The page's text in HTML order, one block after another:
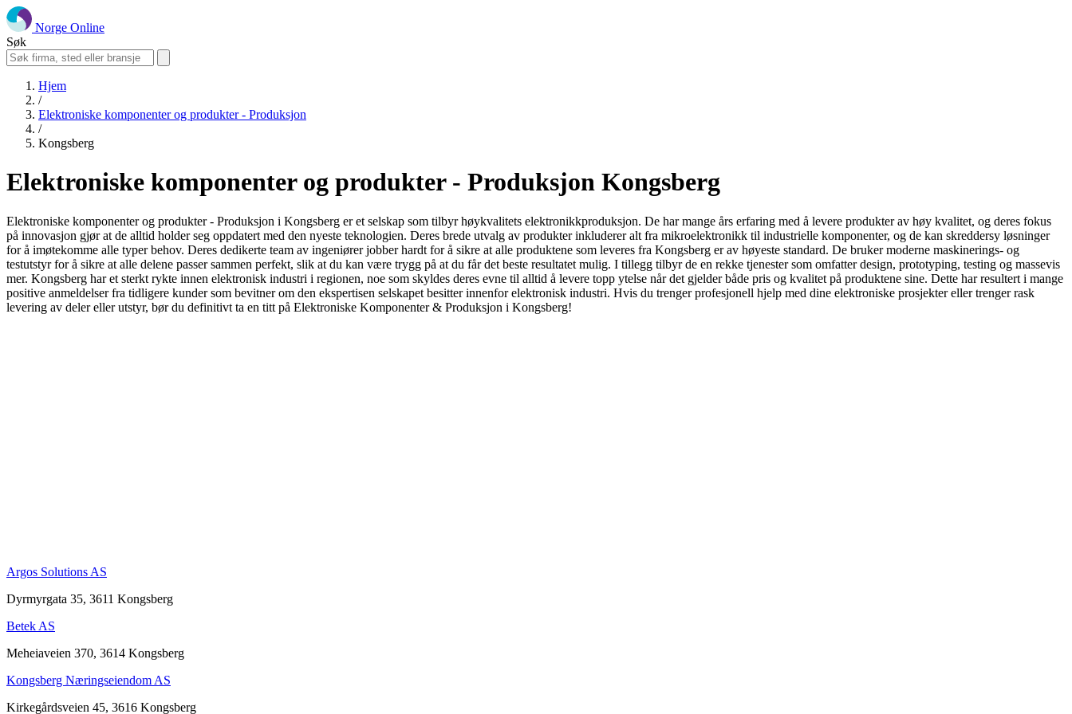
Norge Online
Søk
Hjem
/
Elektroniske komponenter og produkter - Produksjon
/
Kongsberg
Elektroniske komponenter og produkter - Produksjon Kongsberg
Elektroniske komponenter og produkter - Produksjon i Kongsberg er et selskap som tilbyr høykvalitets elektronikkproduksjon. De har mange års erfaring med å levere produkter av høy kvalitet, og deres fokus
på innovasjon gjør at de alltid holder seg oppdatert med den nyeste teknologien. Deres brede utvalg av produkter inkluderer alt fra mikroelektronikk til industrielle komponenter, og de kan skreddersy løsninger
for å imøtekomme alle typer behov. Deres dedikerte team av ingeniører jobber hardt for å sikre at alle produktene som leveres fra Kongsberg er av høyeste standard. De bruker moderne maskinerings- og
testutstyr for å sikre at alle delene passer sammen perfekt, slik at du kan være trygg på at du får det beste resultatet mulig. I tillegg tilbyr de en rekke tjenester som omfatter design, prototyping, testing og massevis
mer. Kongsberg har et sterkt rykte innen elektronisk industri i regionen, noe som skyldes deres evne til alltid å levere topp ytelse når det gjelder både pris og kvalitet på produktene sine. Dette har resultert i mange
positive anmeldelser fra tidligere kunder som bevitner om den ekspertisen selskapet besitter innenfor elektronisk industri. Hvis du trenger profesjonell hjelp med dine elektroniske prosjekter eller trenger rask
levering av deler eller utstyr, bør du definitivt ta en titt på Elektroniske Komponenter & Produksjon i Kongsberg!
Argos Solutions AS
Dyrmyrgata 35, 3611 Kongsberg
Betek AS
Meheiaveien 370, 3614 Kongsberg
Kongsberg Næringseiendom AS
Kirkegårdsveien 45, 3616 Kongsberg